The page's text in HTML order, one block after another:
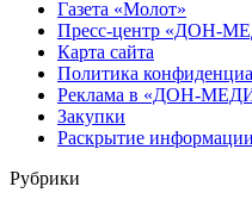
Газета «Молот»
Пресс-центр «ДОН-
Карта сайта
Политика
Реклама в «ДОН-
Закупки
Раскрытие
Рубрики